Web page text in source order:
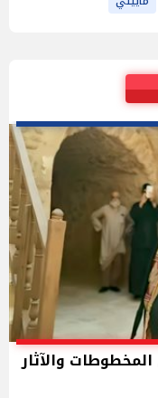
على المخطوطات والآثار